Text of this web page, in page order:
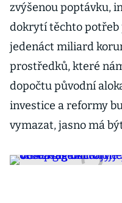
zvýšenou poptávku,
dokrytí těchto potřeb
jedenáct miliard
prostředků, které
dopočtu původní
investice a reformy
vymazat, jasno má